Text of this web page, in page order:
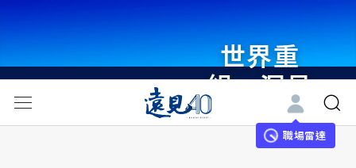
世界重
組・洞見
未來 與
世界領袖
職場雷達